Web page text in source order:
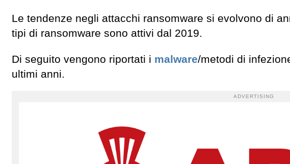
Le tendenze negli attacchi ransomware si evolvono di
tipi di ransomware sono attivi dal 2019.
Di seguito vengono riportati i malware/metodi di
ultimi anni.
ADVERTISING